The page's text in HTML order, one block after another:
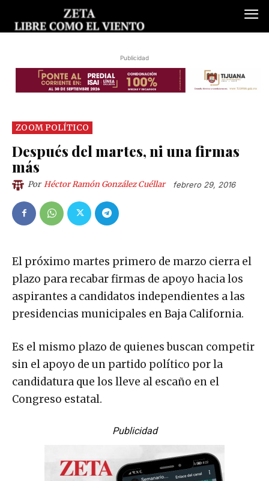
Publicidad
ZOOM POLÍTICO
Después del martes, ni una firmas
más
Por Héctor Ramón González Cuéllar febrero 29, 2016
El próximo martes primero de marzo cierra el
plazo para recabar firmas de apoyo hacia los
aspirantes a candidatos independientes a las
presidencias municipales en Baja California.
Es el mismo plazo de quienes buscan competir
sin el apoyo de un partido político por la
candidatura que los lleve al escaño en el
Congreso estatal.
Publicidad